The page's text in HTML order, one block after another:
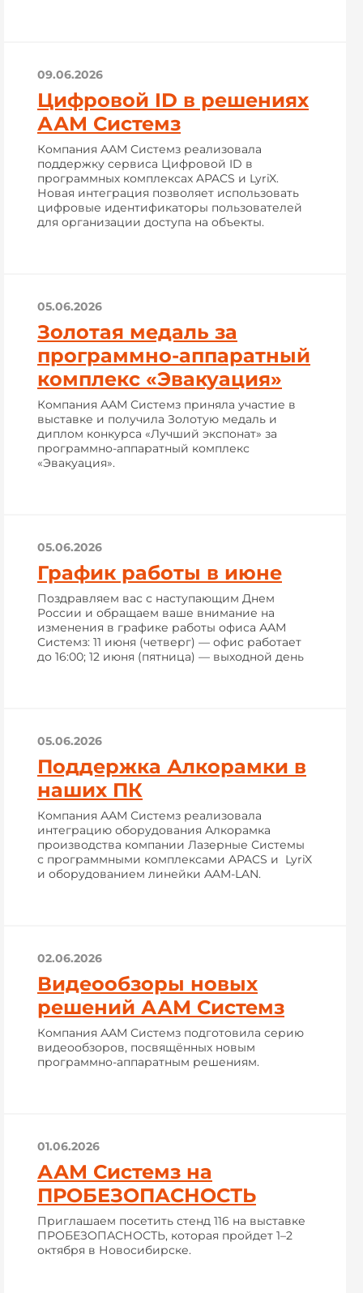
09.06.2026
Цифровой ID в решениях
ААМ Системз
Компания ААМ Системз реализовала
поддержку сервиса Цифровой ID в
программных комплексах APACS и LyriX.
Новая интеграция позволяет использовать
цифровые идентификаторы пользователей
для организации доступа на объекты.
05.06.2026
Золотая медаль за
программно-аппаратный
комплекс «Эвакуация»
Компания ААМ Системз приняла участие в
выставке и получила Золотую медаль и
диплом конкурса «Лучший экспонат» за
программно-аппаратный комплекс
«Эвакуация».
05.06.2026
График работы в июне
Поздравляем вас с наступающим Днем
России и обращаем ваше внимание на
изменения в графике работы офиса ААМ
Системз: 11 июня (четверг) — офис работает
до 16:00; 12 июня (пятница) — выходной день
05.06.2026
Поддержка Алкорамки в
наших ПК
Компания ААМ Системз реализовала
интеграцию оборудования Алкорамка
производства компании Лазерные Системы
с программными комплексами APACS и LyriX
и оборудованием линейки AAM-LAN.
02.06.2026
Видеообзоры новых
решений ААМ Системз
Компания ААМ Системз подготовила серию
видеообзоров, посвящённых новым
программно-аппаратным решениям.
01.06.2026
ААМ Системз на
ПРОБЕЗОПАСНОСТЬ
Приглашаем посетить стенд 116 на выставке
ПРОБЕЗОПАСНОСТЬ, которая пройдет 1–2
октября в Новосибирске.